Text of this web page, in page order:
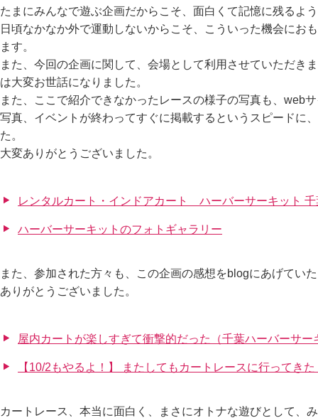
たまにみんなで遊ぶ企画だからこそ、面白くて記憶に残るよ
日頃なかなか外で運動しないからこそ、こういった機会にお
ます。
また、今回の企画に関して、会場として利用させていただき
は大変お世話になりました。
また、ここで紹介できなかったレースの様子の写真も、web
写真、イベントが終わってすぐに掲載するというスピードに
た。
大変ありがとうございました。
レンタルカート・インドアカート ハーバーサーキット 千
ハーバーサーキットのフォトギャラリー
また、参加された方々も、この企画の感想をblogにあげてい
ありがとうございました。
屋内カートが楽しすぎて衝撃的だった（千葉ハーバーサ
【10/2もやるよ！】 またしてもカートレースに行ってき
カートレース、本当に面白く、まさにオトナな遊びとして、